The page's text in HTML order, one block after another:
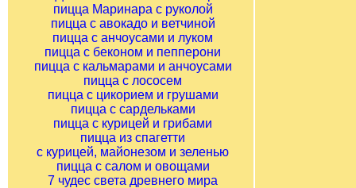
пицца Маринара с руколой
пицца с авокадо и ветчиной
пицца с анчоусами и луком
пицца с беконом и пепперони
пицца с кальмарами и анчоусами
пицца с лососем
пицца с цикорием и грушами
пицца с сардельками
пицца с курицей и грибами
пицца из спагетти
с курицей, майонезом и зеленью
пицца с салом и овощами
7 чудес света древнего мира